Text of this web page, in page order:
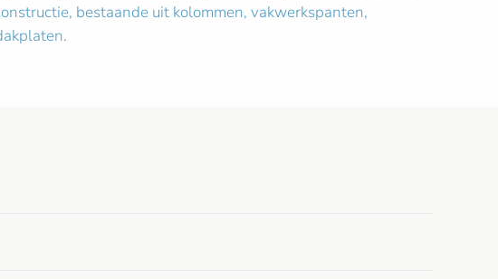
bestaande uit kolommen, vakwerkspanten,